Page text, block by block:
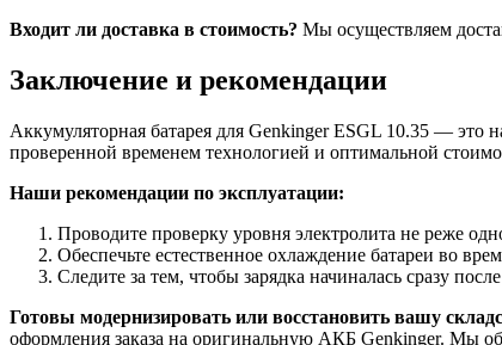
Входит ли доставка в стоимость? Мы осуществляем
Заключение и рекомендации
Аккумуляторная батарея для Genkinger ESGL 10.35 — это
проверенной временем технологией и оптимальной
Наши рекомендации по эксплуатации:
Проводите проверку уровня электролита не реже
Обеспечьте естественное охлаждение батареи во
Следите за тем, чтобы зарядка начиналась сразу
Готовы модернизировать или восстановить вашу
оформления заказа на оригинальную АКБ Genkinger. Мы